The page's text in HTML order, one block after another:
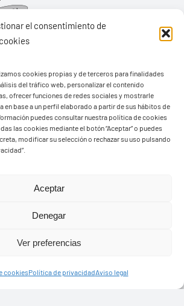
el consentimiento de
cookies propias y de terceros para finalidades
del tráfico web, personalizar el contenido
ofrecer funciones de redes sociales y mostrarle
en base a un perfil elaborado a partir de sus hábitos de
puedes consultar nuestra política de cookies
las cookies mediante el botón “Aceptar” o puedes
modificar su selección o rechazar su uso pulsando
Aceptar
Denegar
Ver preferencias
cookiesPolítica de privacidadAviso legal
Yaiza
1
Ayuntamiento de Yaiza - Todos los